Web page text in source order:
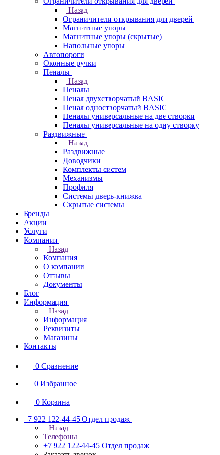
Назад
Ограничители открывания для дверей
Магнитные упоры
Магнитные упоры (скрытые)
Напольные упоры
Автопороги
Оконные ручки
Пеналы
Назад
Пеналы
Пенал двухстворчатый BASIC
Пенал одностворчатый BASIC
Пеналы универсальные на две створки
Пеналы универсальные на одну створку
Раздвижные
Назад
Раздвижные
Доводчики
Комплекты систем
Механизмы
Профиля
Системы дверь-книжка
Скрытые системы
Бренды
Акции
Услуги
Компания
Назад
Компания
О компании
Отзывы
Документы
Блог
Информация
Назад
Информация
Реквизиты
Магазины
Контакты
0 Сравнение
0 Избранное
0 Корзина
+7 922 122-44-45 Отдел продаж
Назад
Телефоны
+7 922 122-44-45 Отдел продаж